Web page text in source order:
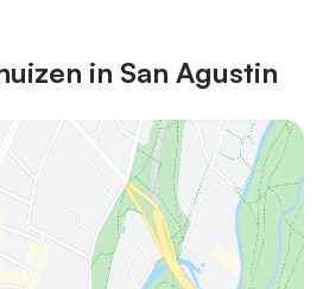
in San Agustin